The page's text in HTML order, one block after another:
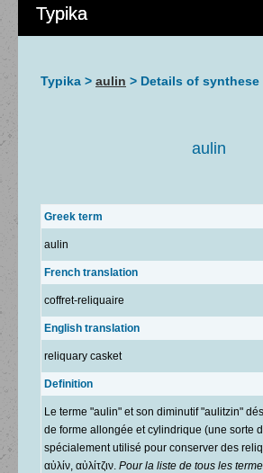
Typika
Typika > aulin > Details of synthese
aulin
Greek term
aulin
French translation
coffret-reliquaire
English translation
reliquary casket
Definition
Le terme "aulin" et son diminutif "aulitzin"
de forme allongée et cylindrique (une sorte
spécialement utilisé pour conserver des
αὐλίν, αὐλίτζιν. Pour la liste de tous les